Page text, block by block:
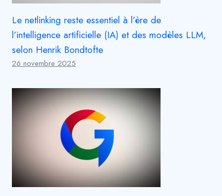
Le netlinking reste essentiel à l’ère de
l’intelligence artificielle (IA) et des modèles LLM,
selon Henrik Bondtofte
26 novembre 2025